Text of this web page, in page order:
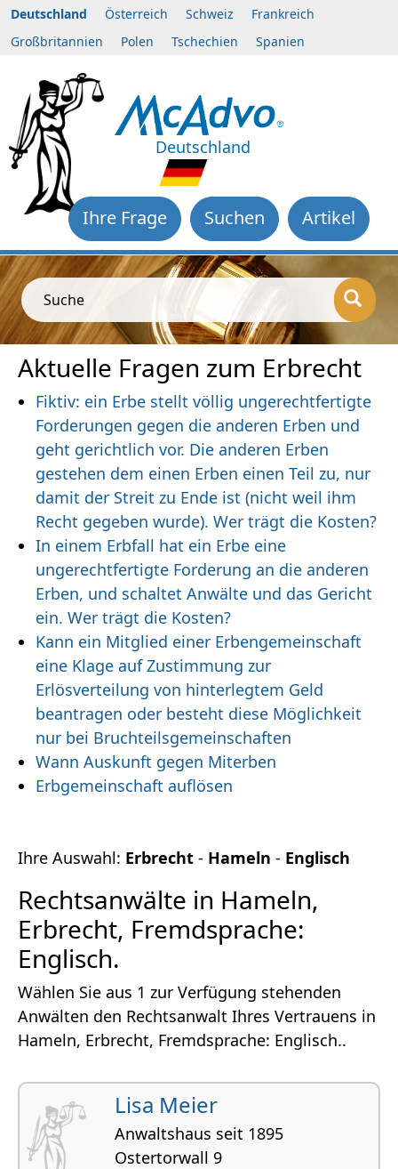
Deutschland Österreich Schweiz
Frankreich
Großbritannien
Polen Tschechien Spanien
Deutschland
Artikel
Suchen
Ihre Frage
Suche
Aktuelle Fragen zum Erbrecht
Fiktiv: ein Erbe stellt völlig ungerechtfertigte
Forderungen gegen die anderen Erben und
geht gerichtlich vor. Die anderen Erben
gestehen dem einen Erben einen Teil zu, nur
damit der Streit zu Ende ist (nicht weil ihm
Recht gegeben wurde). Wer trägt die Kosten?
In einem Erbfall hat ein Erbe eine
ungerechtfertigte Forderung an die anderen
Erben, und schaltet Anwälte und das Gericht
ein. Wer trägt die Kosten?
Kann ein Mitglied einer Erbengemeinschaft
eine Klage auf Zustimmung zur
Erlösverteilung von hinterlegtem Geld
beantragen oder besteht diese Möglichkeit
nur bei Bruchteilsgemeinschaften
Wann Auskunft gegen Miterben
Erbgemeinschaft auflösen
Ihre Auswahl: Erbrecht - Hameln - Englisch
Rechtsanwälte in Hameln,
Erbrecht, Fremdsprache:
Englisch.
Wählen Sie aus 1 zur Verfügung stehenden
Anwälten den Rechtsanwalt Ihres Vertrauens in
Hameln, Erbrecht, Fremdsprache: Englisch..
Lisa Meier
Anwaltshaus seit 1895
Ostertorwall 9